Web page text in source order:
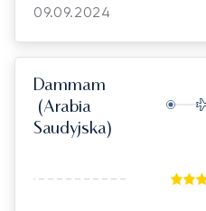
Dammam, Saudi
point and no stone
carefully planned. The
you, who
good 2-way
which added to its positive
well, who one way or
09.09.2024
Dammam
(Arabia
Saudyjska)